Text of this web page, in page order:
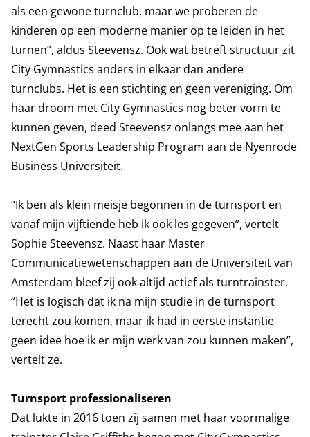
als een gewone turnclub, maar we proberen de
kinderen op een moderne manier op te leiden in het
turnen”, aldus Steevensz. Ook wat betreft structuur zit
City Gymnastics anders in elkaar dan andere
turnclubs. Het is een stichting en geen vereniging. Om
haar droom met City Gymnastics nog beter vorm te
kunnen geven, deed Steevensz onlangs mee aan het
NextGen Sports Leadership Program aan de Nyenrode
Business Universiteit.
“Ik ben als klein meisje begonnen in de turnsport en
vanaf mijn vijftiende heb ik ook les gegeven”, vertelt
Sophie Steevensz. Naast haar Master
Communicatiewetenschappen aan de Universiteit van
Amsterdam bleef zij ook altijd actief als turntrainster.
“Het is logisch dat ik na mijn studie in de turnsport
terecht zou komen, maar ik had in eerste instantie
geen idee hoe ik er mijn werk van zou kunnen maken”,
vertelt ze.
Turnsport professionaliseren
Dat lukte in 2016 toen zij samen met haar voormalige